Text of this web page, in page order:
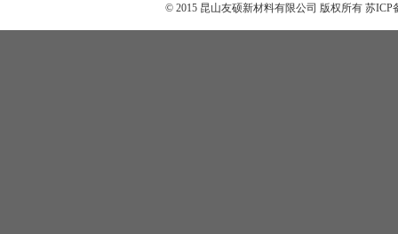
© 2015 昆山友硕新材料有限公司 版权所有 苏ICP